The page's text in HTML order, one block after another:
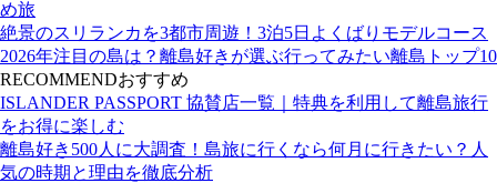
め旅
絶景のスリランカを3都市周遊！3泊5日よくばりモデルコース
2026年注目の島は？離島好きが選ぶ行ってみたい離島トップ10
RECOMMENDおすすめ
ISLANDER PASSPORT 協賛店一覧｜特典を利用して離島旅行
をお得に楽しむ
離島好き500人に大調査！島旅に行くなら何月に行きたい？人
気の時期と理由を徹底分析